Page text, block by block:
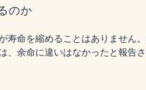
のか
寿命を縮めることはありません
、余命に違いはなかったと報告